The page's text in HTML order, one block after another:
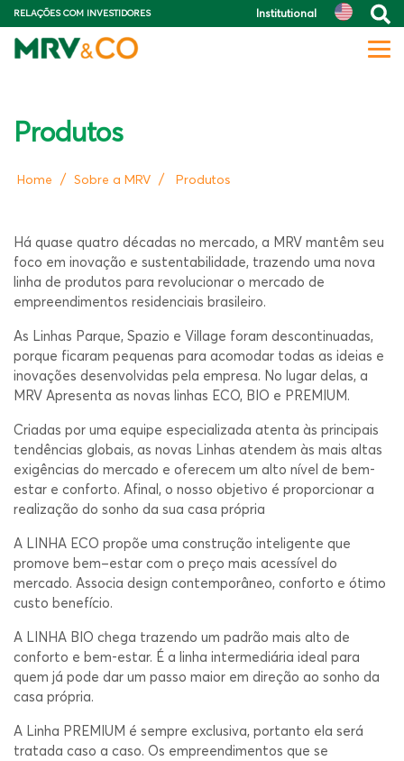
RELAÇÕES COM INVESTIDORES Institutional
Produtos
Home / Sobre a MRV / Produtos
Há quase quatro décadas no mercado, a MRV mantêm seu
foco em inovação e sustentabilidade, trazendo uma nova
linha de produtos para revolucionar o mercado de
empreendimentos residenciais brasileiro.
As Linhas Parque, Spazio e Village foram descontinuadas,
porque ficaram pequenas para acomodar todas as ideias e
inovações desenvolvidas pela empresa. No lugar delas, a
MRV Apresenta as novas linhas ECO, BIO e PREMIUM.
Criadas por uma equipe especializada atenta às principais
tendências globais, as novas Linhas atendem às mais altas
exigências do mercado e oferecem um alto nível de bem-
estar e conforto. Afinal, o nosso objetivo é proporcionar a
realização do sonho da sua casa própria
A LINHA ECO propõe uma construção inteligente que
promove bem–estar com o preço mais acessível do
mercado. Associa design contemporâneo, conforto e ótimo
custo benefício.
A LINHA BIO chega trazendo um padrão mais alto de
conforto e bem-estar. É a linha intermediária ideal para
quem já pode dar um passo maior em direção ao sonho da
casa própria.
A Linha PREMIUM é sempre exclusiva, portanto ela será
tratada caso a caso. Os empreendimentos que se